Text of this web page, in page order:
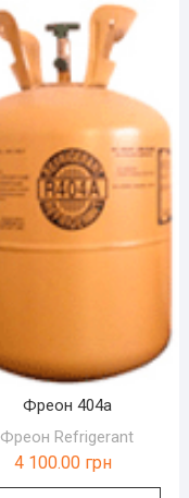
Фреон 404а
Фреон Refrigerant
4 100.00 грн